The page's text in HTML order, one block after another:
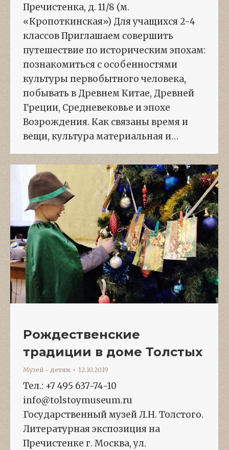
Пречистенка, д. 11/8 (м.
«Кропоткинская») Для учащихся 2-4
классов Приглашаем совершить
путешествие по историческим эпохам:
познакомиться с особенностями
культуры первобытного человека,
побывать в Древнем Китае, Древней
Греции, Средневековье и эпохе
Возрождения. Как связаны время и
вещи, культура материальная и…
Рождественские
традиции в доме Толстых
Музей - детям 12.10.2019
Тел.: +7 495 637-74-10
info@tolstoymuseum.ru
Государственный музей Л.Н. Толстого.
Литературная экспозиция на
Пречистенке г. Москва, ул.